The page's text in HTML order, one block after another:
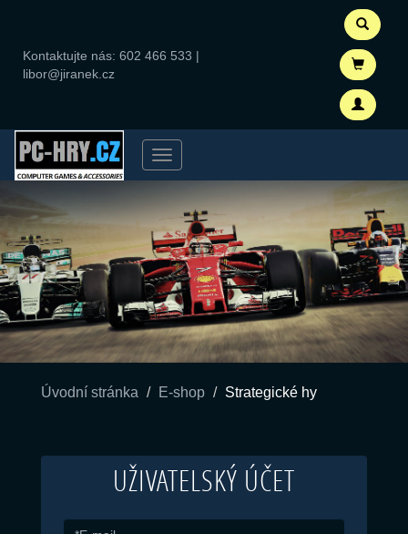
Kontaktujte nás: 602 466 533 |
libor@jiranek.cz
Menu
Úvodní stránka E-shop Strategické hy
UŽIVATELSKÝ ÚČET